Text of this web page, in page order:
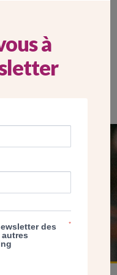
de la maison
à
des
*